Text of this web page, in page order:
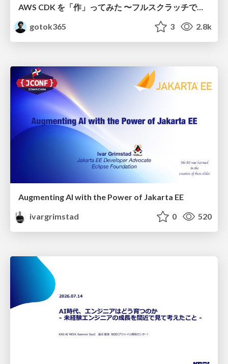
AWS CDK を「作」ってみた 〜フルスクラッチで見えた CDK の裏側〜 / aws-cdk-from-scratch
gotok365
3 2.8k
Augmenting AI with the Power of Jakarta EE
ivargrimstad
0 520